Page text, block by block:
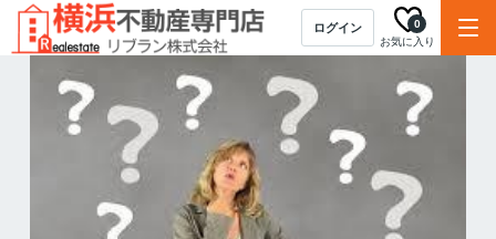
ログイン
お気に入り
0